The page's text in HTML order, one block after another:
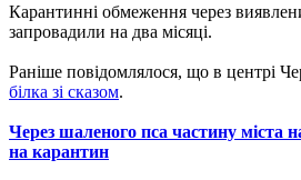
Карантинні обмеження через
запровадили на два місяці.
Раніше повідомлялося, що в центрі
білка зі сказом.
Через шаленого пса частину міста
на карантин